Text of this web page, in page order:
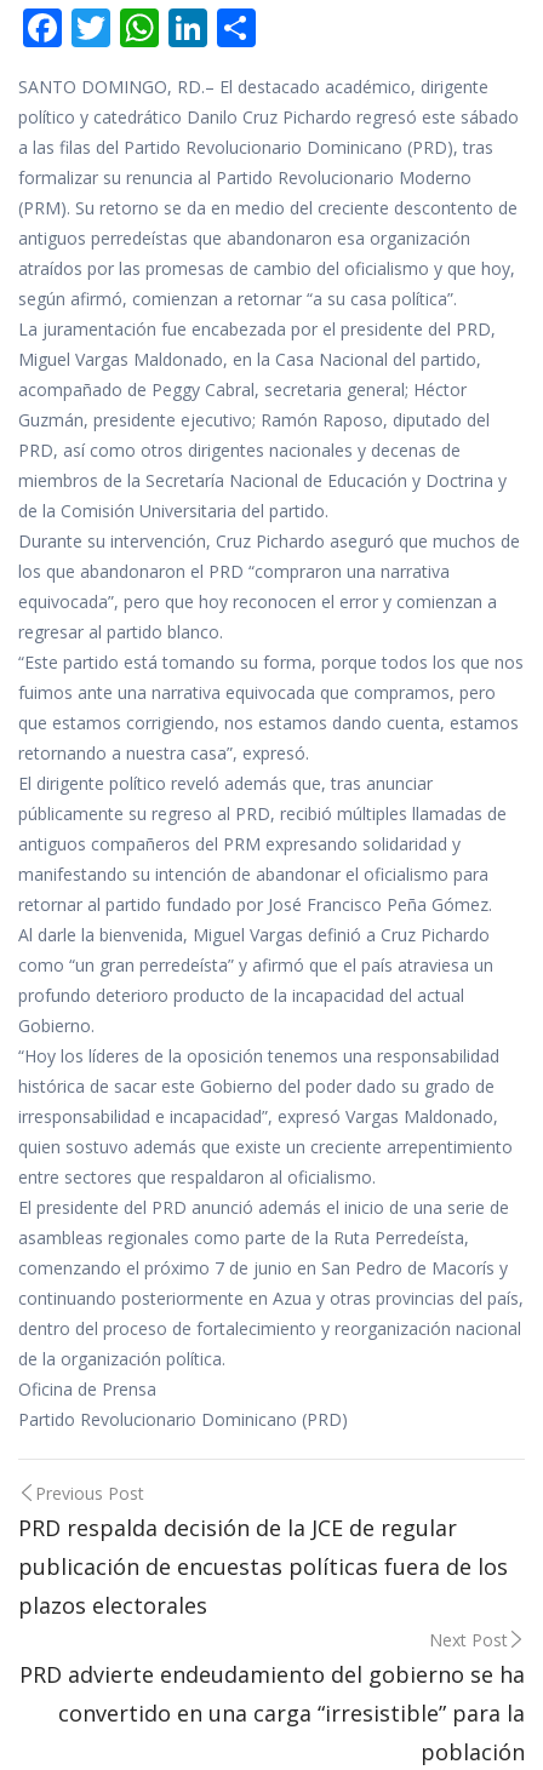
F
e
b
o
o
k
T
itt
er
W
at
s
A
p
p
Li
n
k
e
dI
n
m
p
ar
ti
r
SANTO DOMINGO, RD.– El destacado académico, dirigente
político y catedrático Danilo Cruz Pichardo regresó este sábado
a las filas del Partido Revolucionario Dominicano (PRD), tras
formalizar su renuncia al Partido Revolucionario Moderno
(PRM). Su retorno se da en medio del creciente descontento de
antiguos perredeístas que abandonaron esa organización
atraídos por las promesas de cambio del oficialismo y que hoy,
según afirmó, comienzan a retornar “a su casa política”.
La juramentación fue encabezada por el presidente del PRD,
Miguel Vargas Maldonado, en la Casa Nacional del partido,
acompañado de Peggy Cabral, secretaria general; Héctor
Guzmán, presidente ejecutivo; Ramón Raposo, diputado del
PRD, así como otros dirigentes nacionales y decenas de
miembros de la Secretaría Nacional de Educación y Doctrina y
de la Comisión Universitaria del partido.
Durante su intervención, Cruz Pichardo aseguró que muchos de
los que abandonaron el PRD “compraron una narrativa
equivocada”, pero que hoy reconocen el error y comienzan a
regresar al partido blanco.
“Este partido está tomando su forma, porque todos los que nos
fuimos ante una narrativa equivocada que compramos, pero
que estamos corrigiendo, nos estamos dando cuenta, estamos
retornando a nuestra casa”, expresó.
El dirigente político reveló además que, tras anunciar
públicamente su regreso al PRD, recibió múltiples llamadas de
antiguos compañeros del PRM expresando solidaridad y
manifestando su intención de abandonar el oficialismo para
retornar al partido fundado por José Francisco Peña Gómez.
Al darle la bienvenida, Miguel Vargas definió a Cruz Pichardo
como “un gran perredeísta” y afirmó que el país atraviesa un
profundo deterioro producto de la incapacidad del actual
Gobierno.
“Hoy los líderes de la oposición tenemos una responsabilidad
histórica de sacar este Gobierno del poder dado su grado de
irresponsabilidad e incapacidad”, expresó Vargas Maldonado,
quien sostuvo además que existe un creciente arrepentimiento
entre sectores que respaldaron al oficialismo.
El presidente del PRD anunció además el inicio de una serie de
asambleas regionales como parte de la Ruta Perredeísta,
comenzando el próximo 7 de junio en San Pedro de Macorís y
continuando posteriormente en Azua y otras provincias del país,
dentro del proceso de fortalecimiento y reorganización nacional
de la organización política.
Oficina de Prensa
Partido Revolucionario Dominicano (PRD)
Post
navigation
Previous Post
PRD respalda decisión de la JCE de regular
publicación de encuestas políticas fuera de los
plazos electorales
Next Post
PRD advierte endeudamiento del gobierno se ha
convertido en una carga “irresistible” para la
población